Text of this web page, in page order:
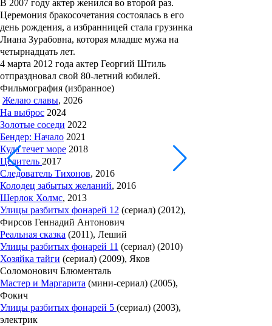
В 2007 году актер женился во второй раз.
Церемония бракосочетания состоялась в его
день рождения, а избранницей стала грузинка
Лиана Зурабовна, которая младше мужа на
четырнадцать лет.
4 марта 2012 года актер Георгий Штиль
отпраздновал свой 80-летний юбилей.
Фильмография (избранное)
Желаю славы, 2026
На выброс 2024
Золотые соседи 2022
Бендер: Начало 2021
Куда течет море 2018
Целитель 2017
Следователь Тихонов, 2016
Колодец забытых желаний, 2016
Шерлок Холмс, 2013
Улицы разбитых фонарей 12 (сериал) (2012),
Фирсов Геннадий Антонович
Реальная сказка (2011), Леший
Улицы разбитых фонарей 11 (сериал) (2010)
Хозяйка тайги (сериал) (2009), Яков
Соломонович Блюменталь
Мастер и Маргарита (мини-сериал) (2005),
Фокич
Улицы разбитых фонарей 5 (сериал) (2003),
электрик